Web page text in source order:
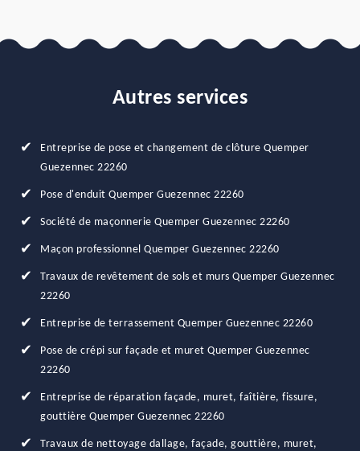
Autres services
Entreprise de pose et changement de clôture Quemper
Guezennec 22260
Pose d'enduit Quemper Guezennec 22260
Société de maçonnerie Quemper Guezennec 22260
Maçon professionnel Quemper Guezennec 22260
Travaux de revêtement de sols et murs Quemper Guezennec
22260
Entreprise de terrassement Quemper Guezennec 22260
Pose de crépi sur façade et muret Quemper Guezennec
22260
Entreprise de réparation façade, muret, faîtière, fissure,
gouttière Quemper Guezennec 22260
Travaux de nettoyage dallage, façade, gouttière, muret,